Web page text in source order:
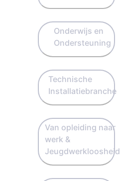
Onderwijs en
Ondersteuning
Technische
Installatiebranche
Van opleiding naar
werk &
Jeugdwerkloosheid